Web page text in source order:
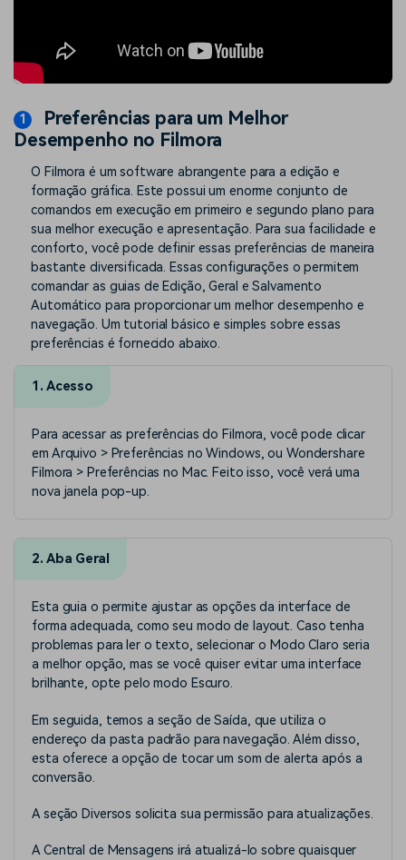
Preferências para um Melhor
Desempenho no Filmora
O Filmora é um software abrangente para a edição e
formação gráfica. Este possui um enorme conjunto de
comandos em execução em primeiro e segundo plano para
sua melhor execução e apresentação. Para sua facilidade e
conforto, você pode definir essas preferências de maneira
bastante diversificada. Essas configurações o permitem
comandar as guias de Edição, Geral e Salvamento
Automático para proporcionar um melhor desempenho e
navegação. Um tutorial básico e simples sobre essas
preferências é fornecido abaixo.
1. Acesso
Para acessar as preferências do Filmora, você pode clicar
em Arquivo > Preferências no Windows, ou Wondershare
Filmora > Preferências no Mac. Feito isso, você verá uma
nova janela pop-up.
2. Aba Geral
Esta guia o permite ajustar as opções da interface de
forma adequada, como seu modo de layout. Caso tenha
problemas para ler o texto, selecionar o Modo Claro seria
a melhor opção, mas se você quiser evitar uma interface
brilhante, opte pelo modo Escuro.
Em seguida, temos a seção de Saída, que utiliza o
endereço da pasta padrão para navegação. Além disso,
esta oferece a opção de tocar um som de alerta após a
conversão.
A seção Diversos solicita sua permissão para atualizações.
A Central de Mensagens irá atualizá-lo sobre quaisquer